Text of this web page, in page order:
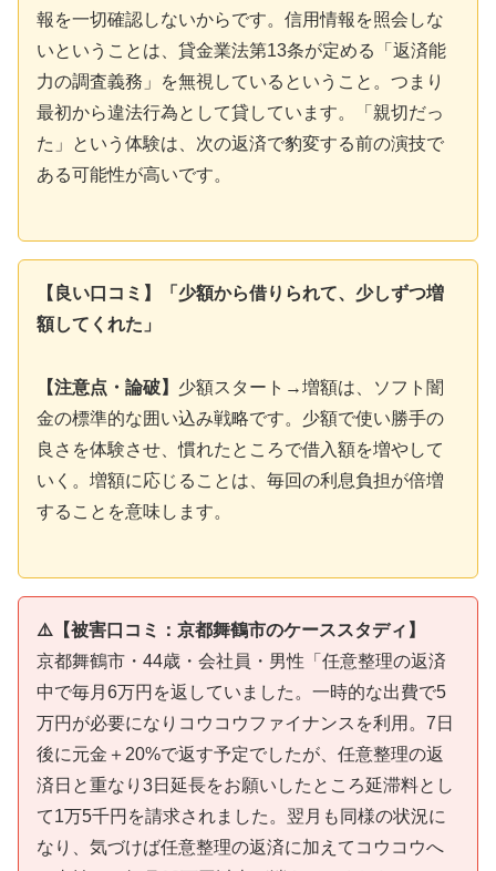
報を一切確認しないからです。信用情報を照会しな
いということは、貸金業法第13条が定める「返済能
力の調査義務」を無視しているということ。つまり
最初から違法行為として貸しています。「親切だっ
た」という体験は、次の返済で豹変する前の演技で
ある可能性が高いです。
【良い口コミ】「少額から借りられて、少しずつ増
額してくれた」
【注意点・論破】 少額スタート→増額は、ソフト闇
金の標準的な囲い込み戦略です。少額で使い勝手の
良さを体験させ、慣れたところで借入額を増やして
いく。増額に応じることは、毎回の利息負担が倍増
することを意味します。
⚠️【被害口コミ：京都舞鶴市のケーススタディ】
京都舞鶴市・44歳・会社員・男性「任意整理の返済
中で毎月6万円を返していました。一時的な出費で5
万円が必要になりコウコウファイナンスを利用。7日
後に元金＋20%で返す予定でしたが、任意整理の返
済日と重なり3日延長をお願いしたところ延滞料とし
て1万5千円を請求されました。翌月も同様の状況に
なり、気づけば任意整理の返済に加えてコウコウへ